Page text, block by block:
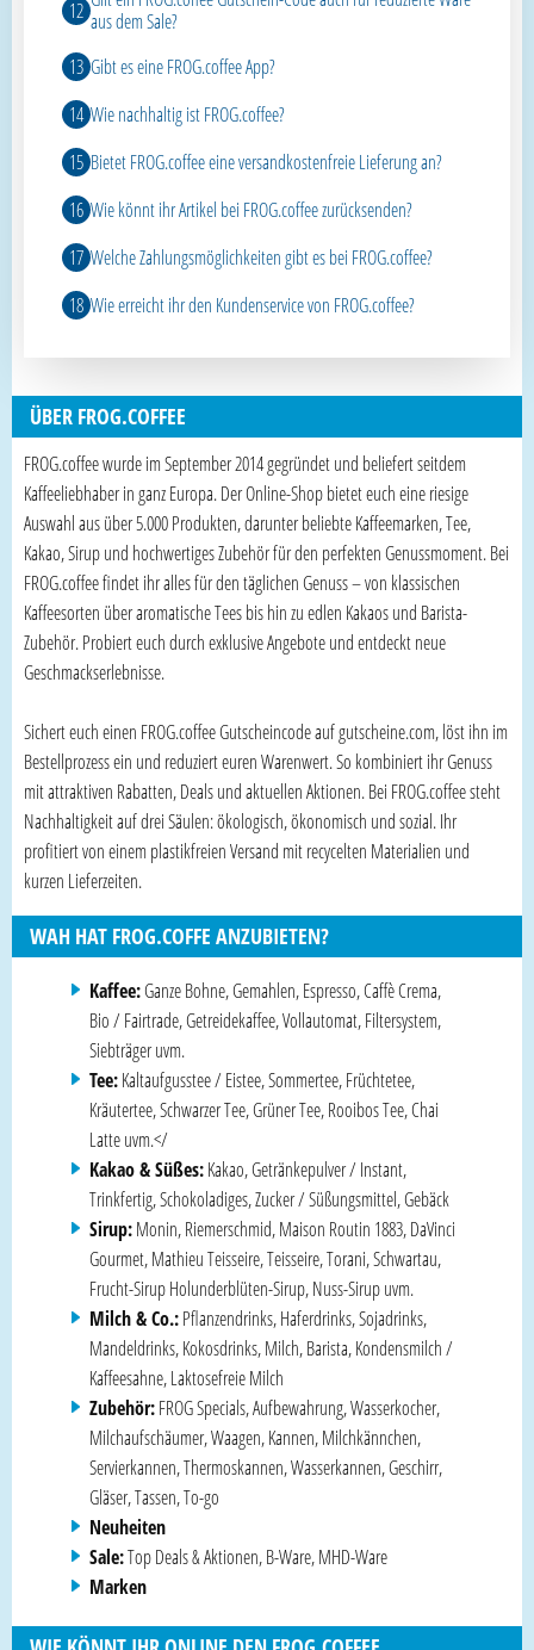
aus dem Sale?
Gibt es eine FROG.coffee App?
Wie nachhaltig ist FROG.coffee?
Bietet FROG.coffee eine versandkostenfreie Lieferung an?
Wie könnt ihr Artikel bei FROG.coffee zurücksenden?
Welche Zahlungsmöglichkeiten gibt es bei FROG.coffee?
Wie erreicht ihr den Kundenservice von FROG.coffee?
ÜBER FROG.COFFEE
FROG.coffee wurde im September 2014 gegründet und beliefert seitdem
Kaffeeliebhaber in ganz Europa. Der Online-Shop bietet euch eine riesige
Auswahl aus über 5.000 Produkten, darunter beliebte Kaffeemarken, Tee,
Kakao, Sirup und hochwertiges Zubehör für den perfekten Genussmoment. Bei
FROG.coffee findet ihr alles für den täglichen Genuss – von klassischen
Kaffeesorten über aromatische Tees bis hin zu edlen Kakaos und Barista-
Zubehör. Probiert euch durch exklusive Angebote und entdeckt neue
Geschmackserlebnisse.
Sichert euch einen FROG.coffee Gutscheincode auf gutscheine.com, löst ihn im
Bestellprozess ein und reduziert euren Warenwert. So kombiniert ihr Genuss
mit attraktiven Rabatten, Deals und aktuellen Aktionen. Bei FROG.coffee steht
Nachhaltigkeit auf drei Säulen: ökologisch, ökonomisch und sozial. Ihr
profitiert von einem plastikfreien Versand mit recycelten Materialien und
kurzen Lieferzeiten.
WAH HAT FROG.COFFE ANZUBIETEN?
Kaffee:Ganze Bohne, Gemahlen, Espresso, Caffè Crema,
Bio / Fairtrade, Getreidekaffee, Vollautomat, Filtersystem,
Siebträger uvm.
Tee:Kaltaufgusstee / Eistee, Sommertee, Früchtetee,
Kräutertee, Schwarzer Tee, Grüner Tee, Rooibos Tee, Chai
Latte uvm.</
Kakao & Süßes:Kakao, Getränkepulver / Instant,
Trinkfertig, Schokoladiges, Zucker / Süßungsmittel, Gebäck
Sirup:Monin, Riemerschmid, Maison Routin 1883, DaVinci
Gourmet, Mathieu Teisseire, Teisseire, Torani, Schwartau,
Frucht-SirupHolunderblüten-Sirup, Nuss-Sirup uvm.
Milch & Co.:Pflanzendrinks, Haferdrinks, Sojadrinks,
Mandeldrinks, Kokosdrinks, Milch, Barista, Kondensmilch /
Kaffeesahne, Laktosefreie Milch
Zubehör:FROG Specials, Aufbewahrung, Wasserkocher,
Milchaufschäumer, Waagen, Kannen, Milchkännchen,
Servierkannen, Thermoskannen, Wasserkannen, Geschirr,
Gläser, Tassen, To-go
Neuheiten
Sale:Top Deals & Aktionen, B-Ware, MHD-Ware
Marken